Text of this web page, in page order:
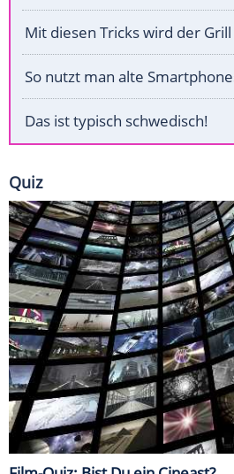
Mit diesen Tricks wird der
So nutzt man alte
Das ist typisch schwedisch!
Quiz